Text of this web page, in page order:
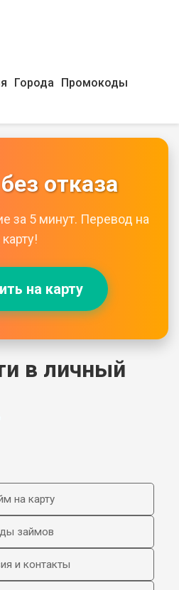
Города
Промокоды
отказа
за 5 минут. Перевод на
карту!
на карту
в личный
на карту
займов
и контакты